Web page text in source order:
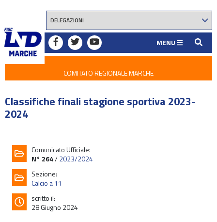
MENU
COMITATO REGIONALE MARCHE
Classifiche finali stagione sportiva 2023-
2024
Comunicato Ufficiale:
N° 264/2023/2024
Sezione:
Calcio a 11
scritto il:
28 Giugno 2024